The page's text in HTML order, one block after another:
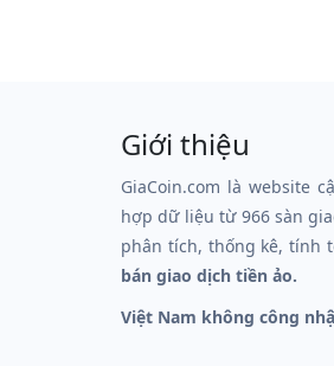
Giới thiệu
GiaCoin.com là website
hợp dữ liệu từ 966 sàn
phân tích, thống kê, tính
bán giao dịch tiền ảo.
Việt Nam không công